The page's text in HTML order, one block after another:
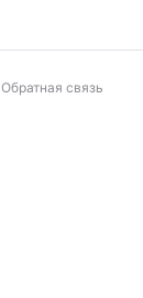
Обратная связь